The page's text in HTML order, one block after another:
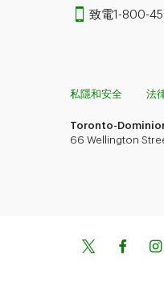
致電1-800-
私隱和安全 法
Toronto-
66 Wellington